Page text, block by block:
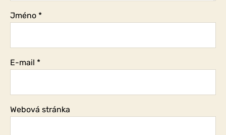
Jméno *
E-mail *
Webová stránka